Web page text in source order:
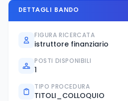
DETTAGLI BANDO
FIGURA RICERCATA
istruttore finanziario
POSTI DISPONIBILI
1
TIPO PROCEDURA
TITOLI_COLLOQUIO